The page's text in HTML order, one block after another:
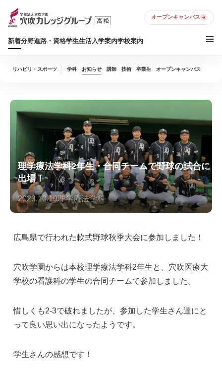
新着分野進路・資格学生生活入学案内学校案内
オープンキャンパス
リハビリ・スポーツ 学科 お知らせ 講師 技術 卒業生 オープンキャンパス
理学療法学科2年生・合同チームで野球の試合に
出場！
2023.10.19理学療法学科
広島県で行われた軟式野球秋季大会に参加しました！
穴吹学園からは本校理学療法学科2年生と、穴吹医療大
学校の看護科の学生の合同チームで参加しました。
惜しくも2-3で破れましたが、参加した学生さん達にと
って良い思い出になったようです。
学生さんの感想です！